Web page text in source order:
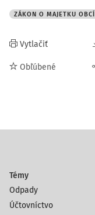
ZÁKON O MAJETKU OBCÍ
Vytlačiť
Obľúbené
Témy
Odpady
Účtovníctvo